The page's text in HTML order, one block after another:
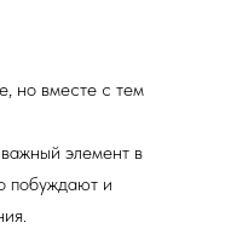
но вместе с тем
элемент в
побуждают и